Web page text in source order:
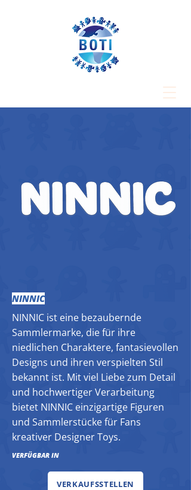
NINNIC
NINNIC ist eine bezaubernde
Sammlermarke, die für ihre
niedlichen Charaktere, fantasievollen
Designs und ihren verspielten Stil
bekannt ist. Mit viel Liebe zum Detail
und hochwertiger Verarbeitung
bietet NINNIC einzigartige Figuren
und Sammlerstücke für Fans
kreativer Designer Toys.
VERFÜGBAR IN
VERKAUFSSTELLEN